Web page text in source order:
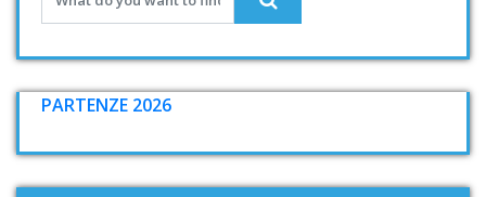
PARTENZE 2026